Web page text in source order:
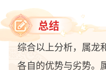
总结
综合以上分析，属龙
各自的优势与劣势。